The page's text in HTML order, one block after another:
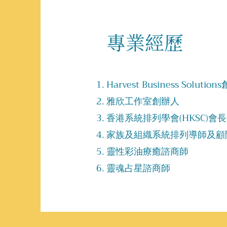
​專業經歷
Harvest Business Solutions
雅欣工作室創辦人
香港系統排列學會(HKSC)會長
家族及組織系統排列導師及
靈性彩油療癒諮商師
靈魂占星諮商師